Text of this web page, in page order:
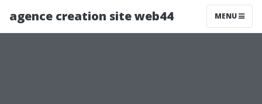
agence creation site web44 MENU